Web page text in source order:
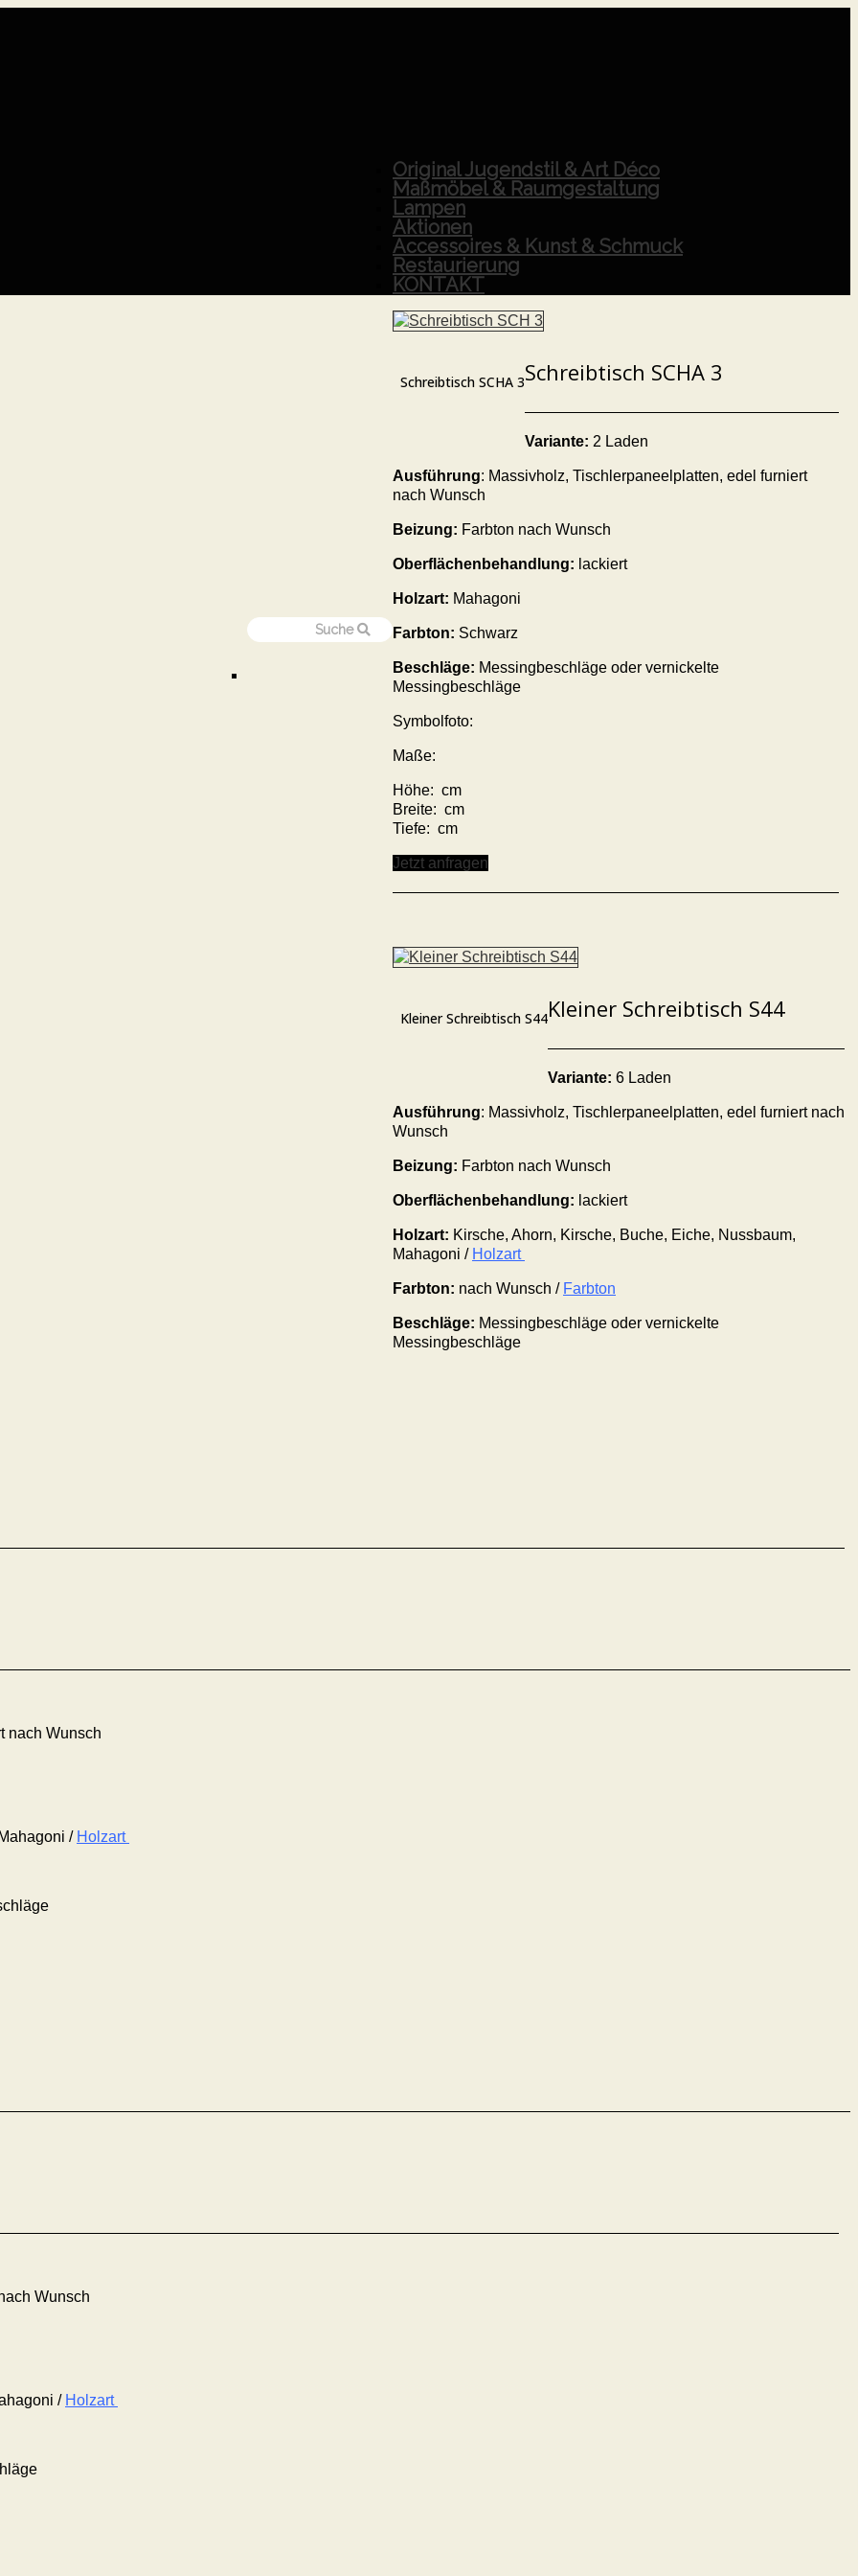
Original Jugendstil & Art Déco
Maßmöbel & Raumgestaltung
Lampen
Aktionen
Accessoires & Kunst & Schmuck
Restaurierung
KONTAKT
Schreibtisch SCHA 3Schreibtisch SCHA 3
Variante: 2 Laden
Ausführung: Massivholz, Tischlerpaneelplatten, edel furniert
nach Wunsch
Beizung: Farbton nach Wunsch
Oberflächenbehandlung: lackiert
Holzart: Mahagoni
Farbton: Schwarz
Beschläge: Messingbeschläge oder vernickelte
Messingbeschläge
Symbolfoto:
Maße:
Höhe: cm
Breite: cm
Tiefe: cm
Jetzt anfragen
Kleiner Schreibtisch S44Kleiner Schreibtisch S44
Variante: 6 Laden
Ausführung: Massivholz, Tischlerpaneelplatten, edel furniert nach
Wunsch
Beizung: Farbton nach Wunsch
Oberflächenbehandlung: lackiert
Holzart: Kirsche, Ahorn, Kirsche, Buche, Eiche, Nussbaum,
Mahagoni / Holzart
Farbton: nach Wunsch / Farbton
Beschläge: Messingbeschläge oder vernickelte
Messingbeschläge
nach Wunsch
/ Holzart
Wunsch
/ Holzart